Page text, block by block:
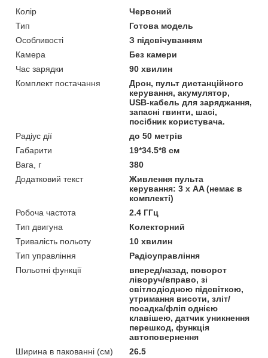
Колір
Червоний
Тип
Готова модель
Особливості
З підсвічуванням
Камера
Без камери
Час зарядки
90 хвилин
Комплект постачання
Дрон, пульт дистанційного
керування, акумулятор,
USB-кабель для заряджання,
запасні гвинти, шасі,
посібник користувача.
Радіус дії
до 50 метрів
Габарити
19*34.5*8 см
Вага, г
380
Додатковий текст
Живлення пульта
керування: 3 х AA (немає в
комплекті)
Робоча частота
2.4 ГГц
Тип двигуна
Колекторний
Тривалість польоту
10 хвилин
Тип управління
Радіоуправління
Польотні функції
вперед/назад, поворот
ліворуч/вправо, зі
світлодіодною підсвіткою,
утримання висоти, зліт/
посадка/фліп однією
клавішею, датчик уникнення
перешкод, функція
автоповернення
Ширина в пакованні (см)
26.5